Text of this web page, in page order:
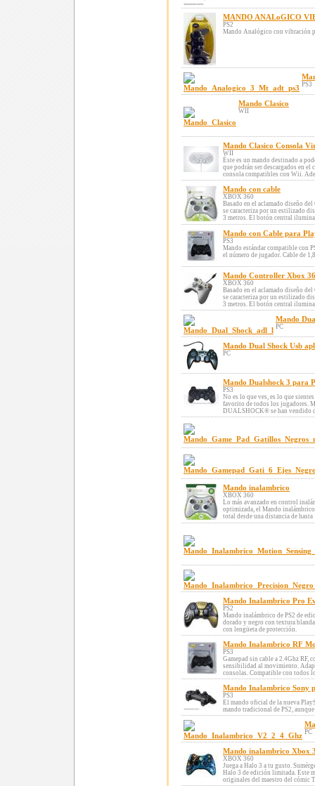
MANDO ANALoGICO
PS2
Mando Analógico con vibración
PS3
Mando Clasico
WII
Mando Clasico Consola
WII
Éste es un mando destinado a
que podrán ser descargados en
consola compatibles con Wii.
Mando con cable
XBOX 360
Basado en el aclamado diseño
se caracteriza por un estilizado
3 metros. El botón central
Mando con Cable para
PS3
Mando estándar compatible con
el número de jugador. Cable de
Mando Controller Xbox
XBOX 360
Basado en el aclamado diseño
se caracteriza por un estilizado
3 metros. El botón central
Mando
PC
Mando Dual Shock Usb apl
PC
Mando Dualshock 3 para
PS3
No es lo que ves, es lo que
favorito de todos los jugadores.
DUALSHOCK® se han vendido
Mando inalambrico
XBOX 360
Lo más avanzado en control
optimizada, el Mando
total desde una distancia de
Mando Inalambrico Pro
PS2
Mando inalámbrico de PS2 de
dorado y negro con textura
con lengüeta de protección.
Mando Inalambrico RF
PS3
Gamepad sin cable a 2.4Ghz RF,
sensibilidad al movimiento.
consolas. Compatible con todos
Mando Inalambrico Sony
PS3
El mando oficial de la nueva
mando tradicional de PS2,
PC
Mando inalambrico Xbox
XBOX 360
Juega a Halo 3 a tu gusto.
Halo 3 de edición limitada. Este
originales del maestro del cómic